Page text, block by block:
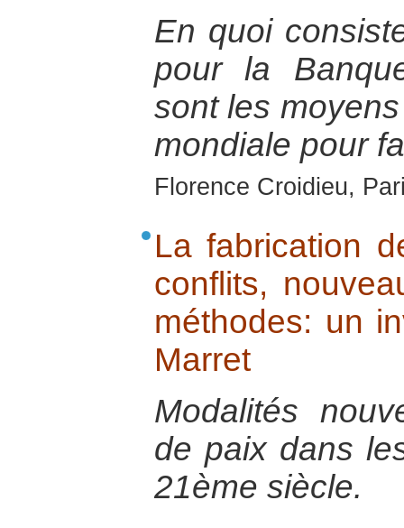
En quoi
pour la
sont les
mondiale pour
Florence Croidieu,
La fabrication
conflits,
méthodes: un
Marret
Modalités
de paix dans
21ème siècle.